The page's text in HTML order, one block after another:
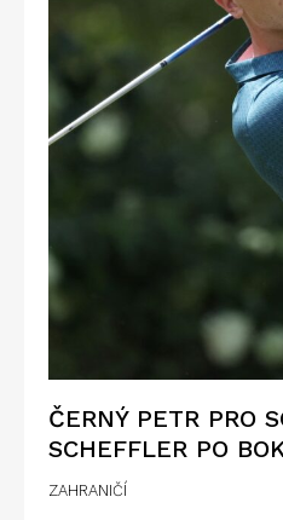
ČERNÝ PETR PRO
SCHEFFLER PO
ZAHRANIČÍ